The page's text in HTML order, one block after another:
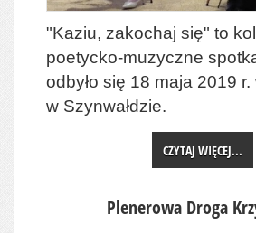
"Kaziu, zakochaj się" to
poetycko-muzyczne
odbyło się 18 maja 2019
w Szynwałdzie.
CZYTAJ WIĘCEJ...
Plenerowa Droga